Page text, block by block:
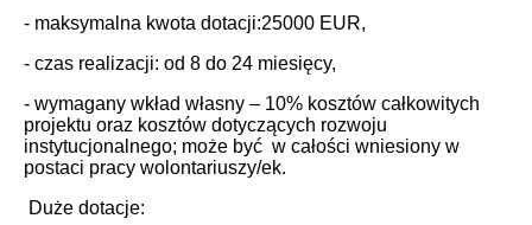
- maksymalna kwota dotacji:25000 EUR,
- czas realizacji: od 8 do 24 miesięcy,
- wymagany wkład własny – 10% kosztów całkowitych
projektu oraz kosztów dotyczących rozwoju
instytucjonalnego; może być w całości wniesiony w
postaci pracy wolontariuszy/ek.
Duże dotacje: